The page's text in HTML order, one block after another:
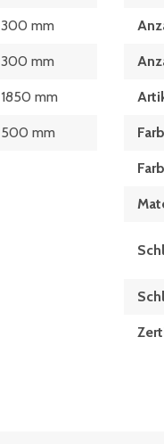
300 mm
300 mm
1850 mm
500 mm